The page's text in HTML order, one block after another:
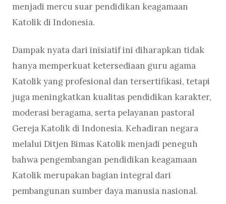
menjadi mercu suar pendidikan keagamaan
Katolik di Indonesia.
Dampak nyata dari inisiatif ini diharapkan tidak
hanya memperkuat ketersediaan guru agama
Katolik yang profesional dan tersertifikasi, tetapi
juga meningkatkan kualitas pendidikan karakter,
moderasi beragama, serta pelayanan pastoral
Gereja Katolik di Indonesia. Kehadiran negara
melalui Ditjen Bimas Katolik menjadi peneguh
bahwa pengembangan pendidikan keagamaan
Katolik merupakan bagian integral dari
pembangunan sumber daya manusia nasional.